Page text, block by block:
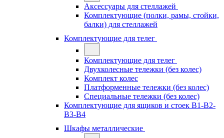
Аксессуары для стеллажей
Комплектующие (полки, рамы, стойки,
балки) для стеллажей
Комплектующие для телег
Комплектующие для телег
Двухколесные тележки (без колес)
Комплект колес
Платформенные тележки (без колес)
Специальные тележки (без колес)
Комплектующие для ящиков и стоек В1-В2-
В3-В4
Шкафы металлические